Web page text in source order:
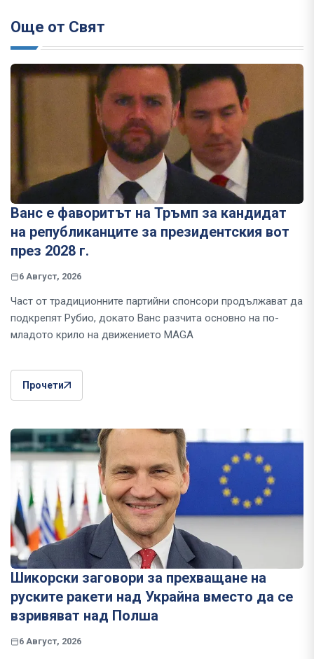
Още от Свят
Ванс е фаворитът на Тръмп за кандидат
на републиканците за президентския вот
през 2028 г.
6 Август, 2026
Част от традиционните партийни спонсори продължават да
подкрепят Рубио, докато Ванс разчита основно на по-
младото крило на движението MAGA
Прочети
Шикорски заговори за прехващане на
руските ракети над Украйна вместо да се
взривяват над Полша
6 Август, 2026